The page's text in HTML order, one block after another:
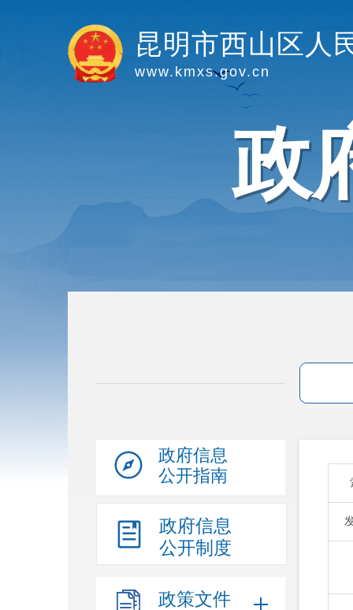
昆明市西山区人
www.kmxs.gov.cn
政
政府信息
公开指南
政府信息
公开制度
政策文件